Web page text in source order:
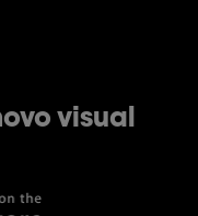
visual